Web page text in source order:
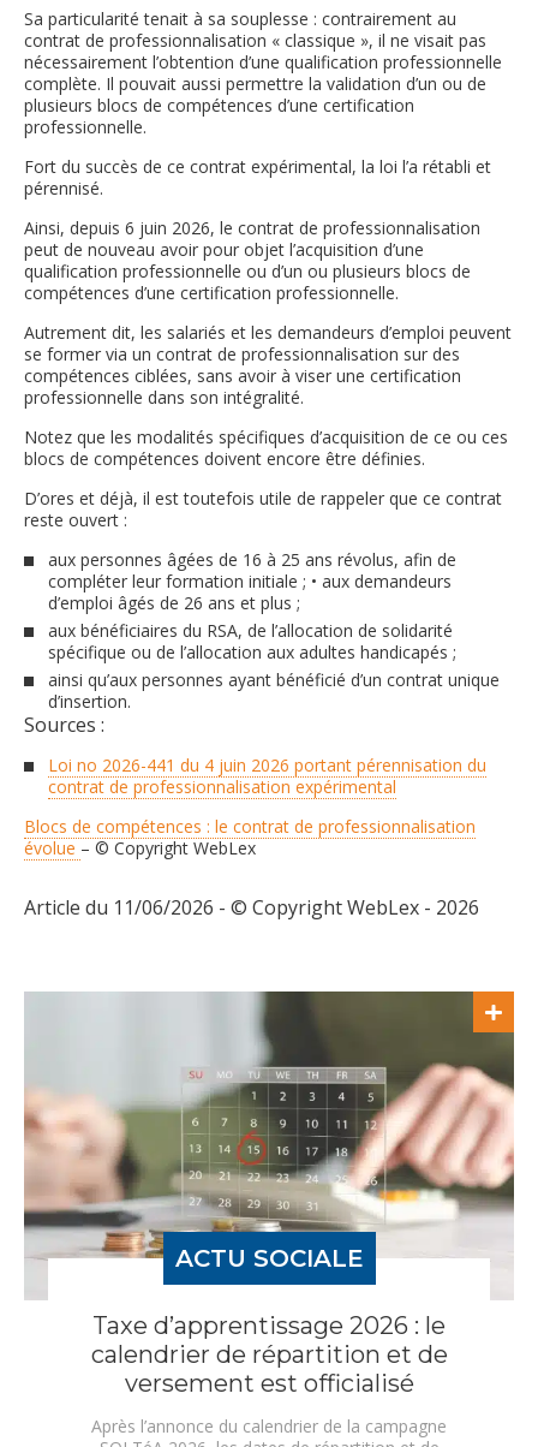
Sa particularité tenait à sa souplesse : contrairement au
contrat de professionnalisation « classique », il ne visait pas
nécessairement l’obtention d’une qualification professionnelle
complète. Il pouvait aussi permettre la validation d’un ou de
plusieurs blocs de compétences d’une certification
professionnelle.
Fort du succès de ce contrat expérimental, la loi l’a rétabli et
pérennisé.
Ainsi, depuis 6 juin 2026, le contrat de professionnalisation
peut de nouveau avoir pour objet l’acquisition d’une
qualification professionnelle ou d’un ou plusieurs blocs de
compétences d’une certification professionnelle.
Autrement dit, les salariés et les demandeurs d’emploi peuvent
se former via un contrat de professionnalisation sur des
compétences ciblées, sans avoir à viser une certification
professionnelle dans son intégralité.
Notez que les modalités spécifiques d’acquisition de ce ou ces
blocs de compétences doivent encore être définies.
D’ores et déjà, il est toutefois utile de rappeler que ce contrat
reste ouvert :
aux personnes âgées de 16 à 25 ans révolus, afin de
compléter leur formation initiale ; • aux demandeurs
d’emploi âgés de 26 ans et plus ;
aux bénéficiaires du RSA, de l’allocation de solidarité
spécifique ou de l’allocation aux adultes handicapés ;
ainsi qu’aux personnes ayant bénéficié d’un contrat unique
d’insertion.
Sources :
Loi no 2026-441 du 4 juin 2026 portant pérennisation du
contrat de professionnalisation expérimental
Blocs de compétences : le contrat de professionnalisation
évolue – © Copyright WebLex
Article du 11/06/2026 - © Copyright WebLex - 2026
ACTU SOCIALE
Taxe d’apprentissage 2026 : le
calendrier de répartition et de
versement est officialisé
Après l’annonce du calendrier de la campagne